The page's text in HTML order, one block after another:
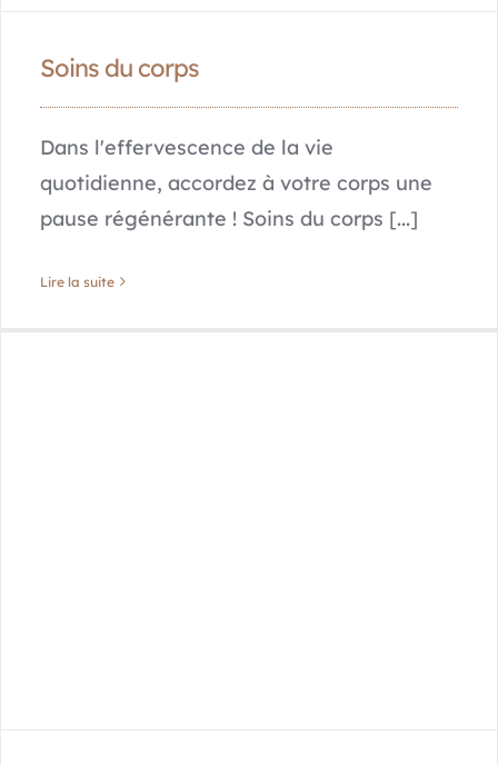
Soins du corps
Dans l'effervescence de la vie
quotidienne, accordez à votre corps une
pause régénérante ! Soins du corps [...]
Lire la suite